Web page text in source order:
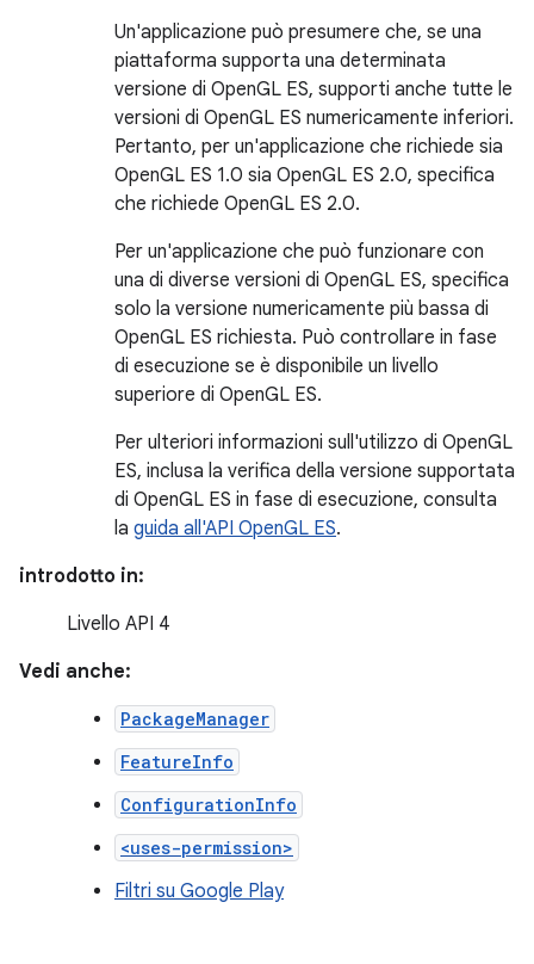
Un'applicazione può presumere che, se una
piattaforma supporta una determinata
versione di OpenGL ES, supporti anche tutte le
versioni di OpenGL ES numericamente inferiori.
Pertanto, per un'applicazione che richiede sia
OpenGL ES 1.0 sia OpenGL ES 2.0, specifica
che richiede OpenGL ES 2.0.
Per un'applicazione che può funzionare con
una di diverse versioni di OpenGL ES, specifica
solo la versione numericamente più bassa di
OpenGL ES richiesta. Può controllare in fase
di esecuzione se è disponibile un livello
superiore di OpenGL ES.
Per ulteriori informazioni sull'utilizzo di OpenGL
ES, inclusa la verifica della versione supportata
di OpenGL ES in fase di esecuzione, consulta
la guida all'API OpenGL ES.
introdotto in:
Livello API 4
Vedi anche:
PackageManager
FeatureInfo
ConfigurationInfo
<uses-permission>
Filtri su Google Play